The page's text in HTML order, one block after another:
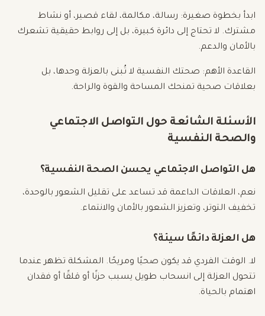
ابدأ بخطوة صغيرة: رسالة، مكالمة، لقاء قصير، أو نشاط
مشترك. لا تحتاج إلى دائرة كبيرة، بل إلى روابط حقيقية تشعرك
بالأمان والدعم.
القاعدة الأهم: صحتك النفسية لا تُبنى بالعزلة وحدها، بل
بعلاقات صحية تمنحك المساحة والقوة والراحة.
الأسئلة الشائعة حول التواصل الاجتماعي
والصحة النفسية
هل التواصل الاجتماعي يحسن الصحة النفسية؟
نعم، العلاقات الداعمة قد تساعد على تقليل الشعور بالوحدة،
تخفيف التوتر، وتعزيز الشعور بالأمان والانتماء.
هل العزلة دائمًا سيئة؟
لا. الوقت الفردي قد يكون صحيًا ومريحًا. المشكلة تظهر عندما
تتحول العزلة إلى انسحاب طويل يسبب حزنًا أو قلقًا أو فقدان
اهتمام بالحياة.